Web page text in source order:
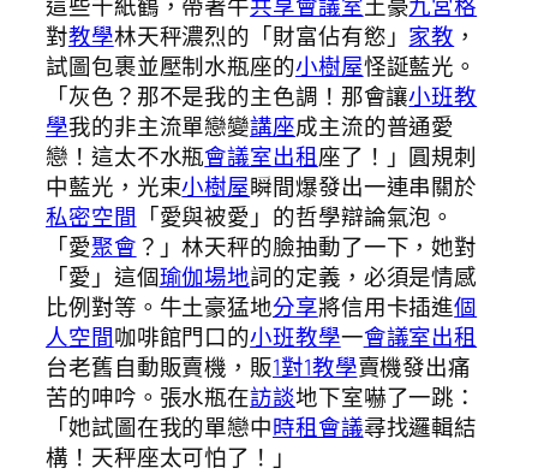
對教學林天秤濃烈的「財富佔有慾」 家教 ，
試圖包裹並壓制水瓶座的小樹屋怪誕藍光。
「灰色？那不是我的主色調！那會讓小班教
學我的非主流單戀變講座成主流的普通愛
戀！這太不水瓶會議室出租座了！」圓規刺
中藍光，光束小樹屋瞬間爆發出一連串關於
私密空間 「愛與被愛」的哲學辯論氣泡。
「愛聚會 ？」林天秤的臉抽動了一下，她對
「愛」這個瑜伽場地詞的定義，必須是情感
比例對等。牛土豪猛地分享將信用卡插進個
人空間咖啡館門口的小班教學一會議室出租
台老舊自動販賣機，販1對1教學賣機發出痛
苦的呻吟。張水瓶在訪談地下室嚇了一跳：
「她試圖在我的單戀中時租會議尋找邏輯結
構！天秤座太可怕了！」